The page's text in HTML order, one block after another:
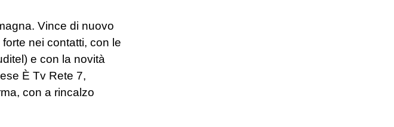
Vince di nuovo
nei contatti, con le
e con la novità
È Tv Rete 7,
con a rincalzo